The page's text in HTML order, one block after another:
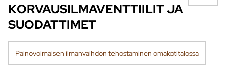
KORVAUSILMAVENTTIILIT JA
SUODATTIMET
Painovoimaisen ilmanvaihdon tehostaminen omakotitalossa